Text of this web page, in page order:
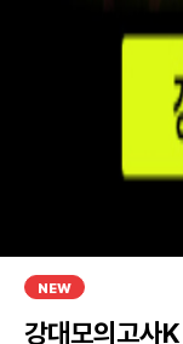
NEW
강대모의고사